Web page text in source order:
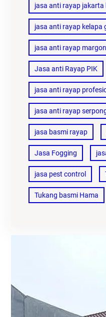
jasa anti rayap jakarta
jasa anti rayap kelapa
jasa anti rayap
Jasa anti Rayap PIK
jasa anti rayap
jasa anti rayap
jasa basmi rayap
Jasa Fogging
jasa pest control
Tukang basmi Hama